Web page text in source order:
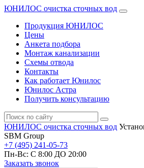
ЮНИЛОС очистка сточных вод
Продукция ЮНИЛОС
Цены
Анкета подбора
Монтаж канализации
Схемы отвода
Контакты
Как работает Юнилос
Юнилос Астра
Получить консультацию
ЮНИЛОС очистка сточных вод
SBM Group
+7 (495) 241-05-73
Пн-Вс: С 8:00 ДО 20:00
Заказать звонок